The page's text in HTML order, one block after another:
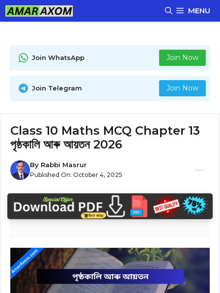
Skip
to
MENU
Join WhatsApp Join Now
Join Telegram Join Now
Class 10 Maths MCQ Chapter 13
পৃষ্ঠকালি আৰু আয়তন 2026
By Rabbi Masrur
Published On: October 4, 2025